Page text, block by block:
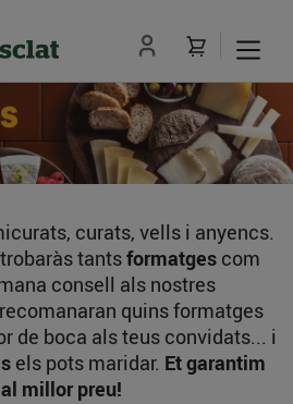
curats, vells i anyencs.
tantsformatges com
consell als nostres
quins formatges
de boca als teus convidats... i
els pots maridar. Et garantim
millor preu!